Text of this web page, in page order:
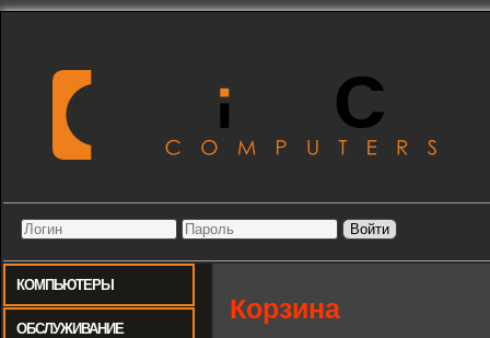
КОМПЬЮТЕРЫ
ОБСЛУЖИВАНИЕ
Корзина